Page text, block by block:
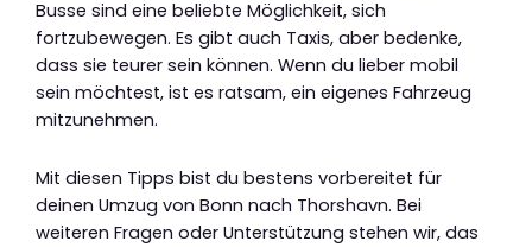
Busse sind eine beliebte Möglichkeit, sich
fortzubewegen. Es gibt auch Taxis, aber bedenke,
dass sie teurer sein können. Wenn du lieber mobil
sein möchtest, ist es ratsam, ein eigenes Fahrzeug
mitzunehmen.
Mit diesen Tipps bist du bestens vorbereitet für
deinen Umzug von Bonn nach Thorshavn. Bei
weiteren Fragen oder Unterstützung stehen wir, das